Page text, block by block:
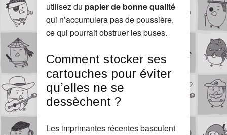
utilisez du papier de bonne qualité
qui n’accumulera pas de poussière,
ce qui pourrait obstruer les buses.
Comment stocker ses
cartouches pour éviter
qu’elles ne se
dessèchent ?
Les imprimantes récentes basculent